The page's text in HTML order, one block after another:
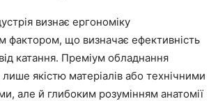
визнає ергономіку
фактором, що визначає ефективність
катання. Преміум обладнання
лише якістю матеріалів або технічними
але й глибоким розумінням анатомії